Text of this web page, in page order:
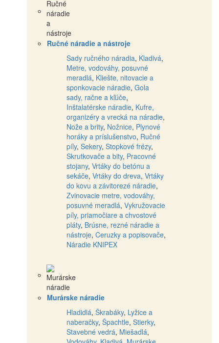
Ručné náradie a nástroje
Sady ručného náradia, Kladivá,
Metre, vodováhy, posuvné
meradlá, Kliešte, nitovacie a
sponkovacie náradie, Gola
sady, račne a kľúče,
Inštalatérske náradie, Kufre,
organizéry a vrecká na náradie,
Nože a brity, Nožnice, Plynové
horáky a príslušenstvo, Ručné
píly, Sekery, Stopkové frézy,
Skrutkovače a bity, Pracovné
stojany, Vrtáky do betónu a
sekáče, Vrtáky do dreva, Vrtáky
do kovu a závitorezé náradie,
Zvinovacie metre, vodováhy,
posuvné meradlá, Vykružovacie
píly, priamočiare a chvostové
pláty, Brúsne, rezné náradie a
nástroje, Ceruzky a popisovače,
Náradie KNIPEX
Murárske náradie
Hladidlá, Škrabáky, Lyžice a
naberačky, Špachtle, Stierky,
Stavebné vedrá, Miešadlá,